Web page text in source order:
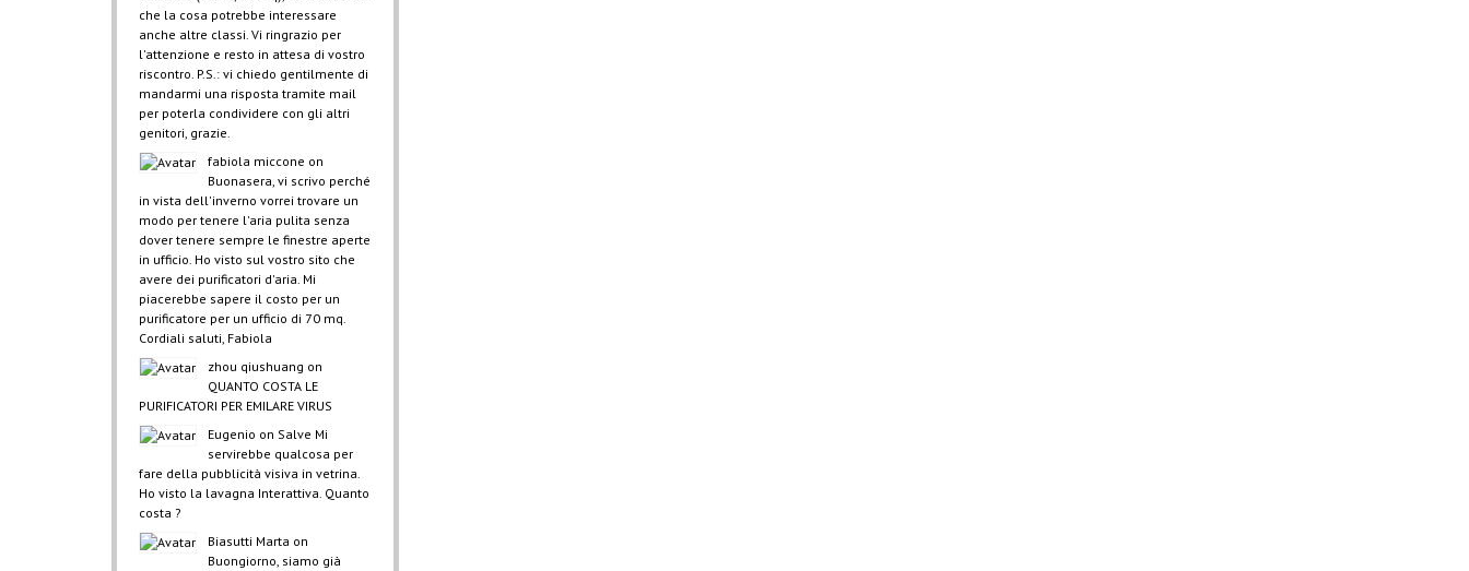
che la cosa potrebbe interessare
anche altre classi. Vi ringrazio per
l'attenzione e resto in attesa di vostro
riscontro. P.S.: vi chiedo gentilmente di
mandarmi una risposta tramite mail
per poterla condividere con gli altri
genitori, grazie.
fabiola miccone on
Buonasera, vi scrivo perché
in vista dell'inverno vorrei trovare un
modo per tenere l'aria pulita senza
dover tenere sempre le finestre aperte
in ufficio. Ho visto sul vostro sito che
avere dei purificatori d'aria. Mi
piacerebbe sapere il costo per un
purificatore per un ufficio di 70 mq.
Cordiali saluti, Fabiola
zhou qiushuang on
QUANTO COSTA LE
PURIFICATORI PER EMILARE VIRUS
Eugenio on Salve Mi
servirebbe qualcosa per
fare della pubblicità visiva in vetrina.
Ho visto la lavagna Interattiva. Quanto
costa ?
Biasutti Marta on
Buongiorno, siamo già